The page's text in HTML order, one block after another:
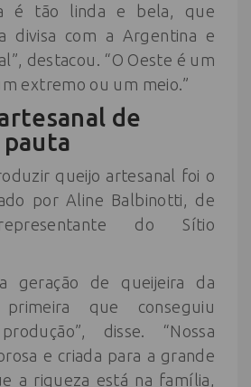
é tão linda e bela, que
divisa com a Argentina e
destacou. “O Oeste é um
extremo ou um meio.”
de
queijo artesanal foi o
por Aline Balbinotti, de
do Sítio
geração de queijeira da
que conseguiu
disse. “Nossa
e criada para a grande
a riqueza está na família,